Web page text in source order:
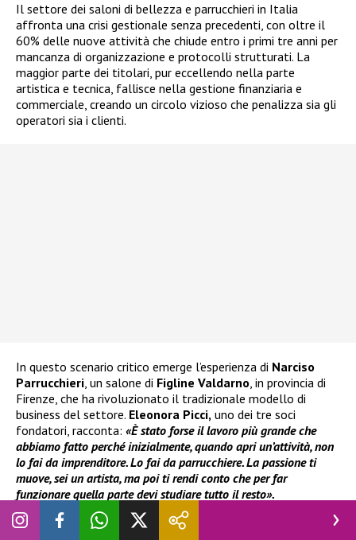
Il settore dei saloni di bellezza e parrucchieri in Italia
affronta una crisi gestionale senza precedenti, con oltre il
60% delle nuove attività che chiude entro i primi tre anni per
mancanza di organizzazione e protocolli strutturati. La
maggior parte dei titolari, pur eccellendo nella parte
artistica e tecnica, fallisce nella gestione finanziaria e
commerciale, creando un circolo vizioso che penalizza sia gli
operatori sia i clienti.
In questo scenario critico emerge l’esperienza di Narciso
Parrucchieri, un salone di Figline Valdarno, in provincia di
Firenze, che ha rivoluzionato il tradizionale modello di
business del settore. Eleonora Picci, uno dei tre soci
fondatori, racconta: «È stato forse il lavoro più grande che
abbiamo fatto perché inizialmente, quando apri un’attività, non
lo fai da imprenditore. Lo fai da parrucchiere. La passione ti
muove, sei un artista, ma poi ti rendi conto che per far
funzionare quella parte devi studiare tutto il resto».
La storia di Narciso nasce sette anni fa da una necessità: i